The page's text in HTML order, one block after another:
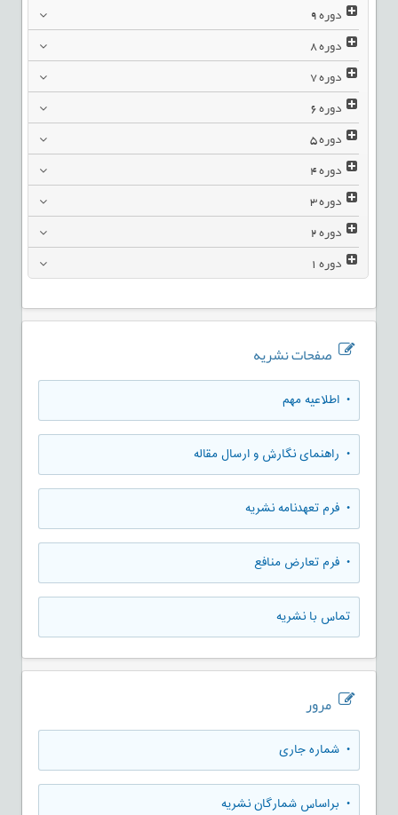
دوره9
دوره8
دوره7
دوره6
دوره5
دوره4
دوره3
دوره2
دوره1
صفحات نشریه
• اطلاعیه مهم
• راهنمای نگارش و ارسال مقاله
• فرم تعهدنامه نشریه
• فرم تعارض منافع
تماس با نشریه
مرور
• شماره جاری
• براساس شمارگان نشریه